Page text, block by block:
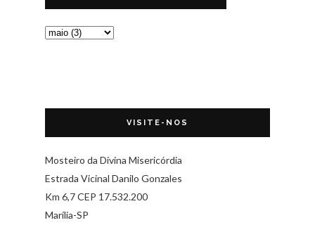
VISITE-NOS
Mosteiro da Divina Misericórdia
Estrada Vicinal Danilo Gonzales
Km 6,7 CEP 17.532.200
Marília-SP